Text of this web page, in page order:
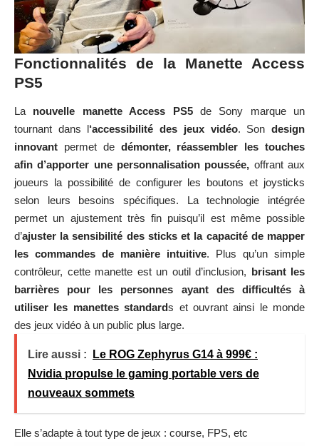
Fonctionnalités de la Manette Access
PS5
La nouvelle manette Access PS5de Sony marque un
tournant dans l‘accessibilité des jeux vidéo. Sondesign
innovant permet de démonter, réassembler les touches
afin d’apporter une personnalisation poussée, offrant aux
joueurs la possibilité de configurer les boutons et joysticks
selon leurs besoins spécifiques. La technologie intégrée
permet un ajustement très fin puisqu’il est même possible
d’ajuster la sensibilité des sticks et la capacité de mapper
les commandes de manière intuitive. Plus qu’un simple
contrôleur, cette manette est un outil d’inclusion, brisant les
barrières pour les personnes ayant des difficultés à
utiliser les manettes standards et ouvrant ainsi le monde
des jeux vidéo à un public plus large.
Lire aussi :
Le ROG Zephyrus G14 à 999€ :
Nvidia propulse le gaming portable vers de
nouveaux sommets
Elle s’adapte à tout type de jeux : course, FPS, etc